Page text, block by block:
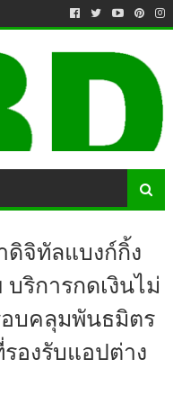
จิทัลแบงก์กิ้ง
ริการกดเงินไม่
บคลุมพันธมิตร
องรับแอปต่าง